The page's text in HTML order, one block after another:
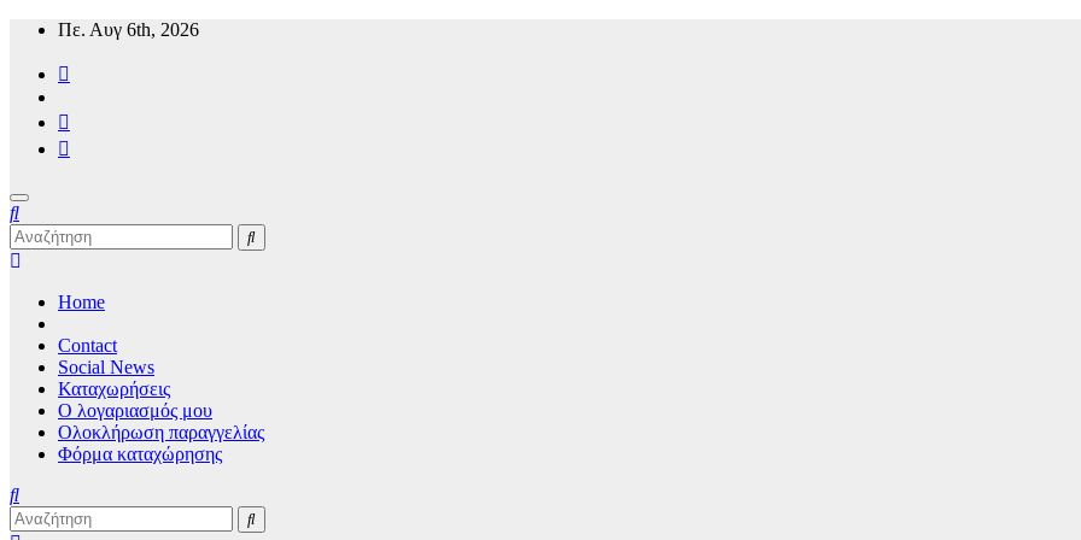
Μετάβαση
περιεχόμενο
Πε. Αυγ 6th, 2026
Mykonos24 Travel News
Home
Contact
Social News
Καταχωρήσεις
Ο λογαριασμός μου
Ολοκλήρωση παραγγελίας
Φόρμα καταχώρησης